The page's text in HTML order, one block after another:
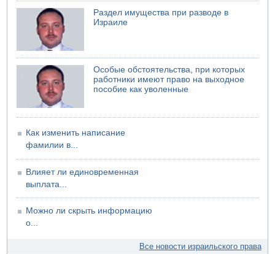
Раздел имущества при разводе в
Израиле
Особые обстоятельства, при которых
работники имеют право на выходное
пособие как уволенные
Как изменить написание
фамилии в...
Влияет ли единовременная
выплата...
Можно ли скрыть информацию
о...
Все новости израильского права